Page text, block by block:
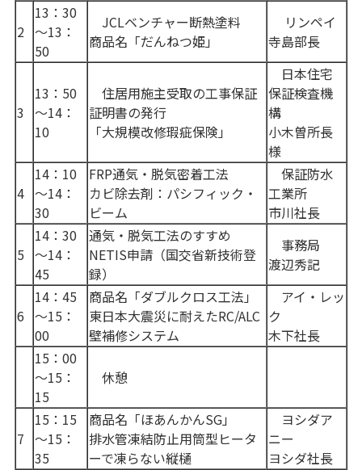
2
13：30
～13：
50
JCLベンチャー断熱塗料
商品名「だんねつ姫」
リンペイ
寺島部長
3
13：50
～14：
10
住居用施主受取の工事保証
証明書の発行
「大規模改修瑕疵保険」
日本住宅
保証検査機
構
小木曽所長
様
4
14：10
～14：
30
FRP通気・脱気密着工法
カビ除去剤：パシフィック・
ビーム
保証防水
工業所
市川社長
5
14：30
～14：
45
通気・脱気工法のすすめ
NETIS申請（国交省新技術登
録）
事務局
渡辺秀記
6
14：45
～15：
00
商品名「ダブルクロス工法」
東日本大震災に耐えたRC/ALC
壁補修システム
アイ・レッ
ク
木下社長
15：00
～15：
15
休憩
7
15：15
～15：
35
商品名「ほあんかんSG」
排水管凍結防止用筒型ヒータ
ーで凍らない縦樋
ヨシダア
ニー
ヨシダ社長